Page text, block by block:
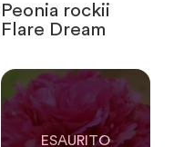
Peonia rockii
Flare Dream
0
SOLO
RIMASTE